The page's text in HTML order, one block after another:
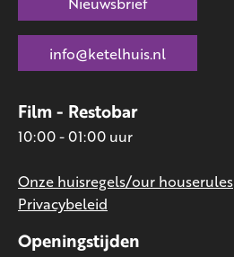
Openingstijden
Film - Restobar
10:00 - 01:00 uur
Onze huisregels/our houserules
Privacybeleid
info@ketelhuis.nl